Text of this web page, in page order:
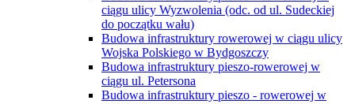
ciągu ulicy Wyzwolenia (odc. od ul. Sudeckiej
do początku wału)
Budowa infrastruktury rowerowej w ciągu ulicy
Wojska Polskiego w Bydgoszczy
Budowa infrastruktury pieszo-rowerowej w
ciągu ul. Petersona
Budowa infrastruktury pieszo - rowerowej w